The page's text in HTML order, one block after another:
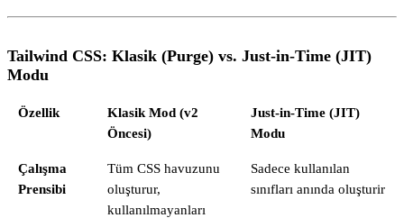
Tailwind CSS: Klasik (Purge) vs. Just-in-Time (JIT)
Modu
Özellik
Klasik Mod (v2
Öncesi)
Just-in-Time (JIT)
Modu
Çalışma
Prensibi
Tüm CSS havuzunu
oluşturur,
kullanılmayanları
Sadece kullanılan
sınıfları anında oluşturir